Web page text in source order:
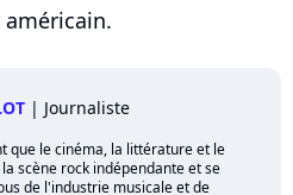
| Journaliste
que le cinéma, la littérature et le
scène rock indépendante et se
de l'industrie musicale et de